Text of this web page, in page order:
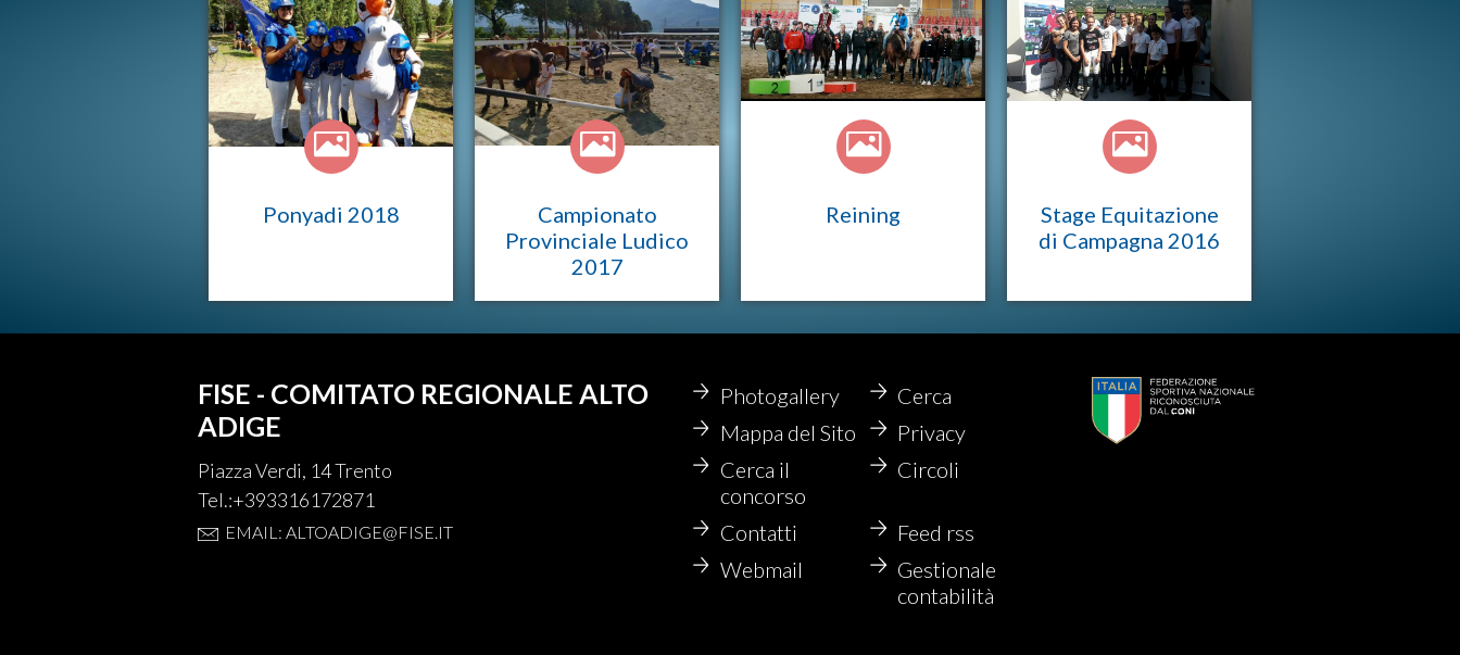
Ponyadi 2018
Campionato
Provinciale Ludico
2017
Reining
Stage Equitazione
di Campagna 2016
FISE - COMITATO REGIONALE ALTO
ADIGE
Piazza Verdi, 14 Trento
Tel.:+393316172871
EMAIL: ALTOADIGE@FISE.IT
Photogallery
Cerca
Mappa del Sito
Privacy
Cerca il
concorso
Circoli
Contatti
Feed rss
Webmail
Gestionale
contabilità